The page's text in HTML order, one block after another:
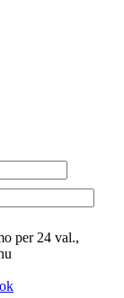
per 24 val.,